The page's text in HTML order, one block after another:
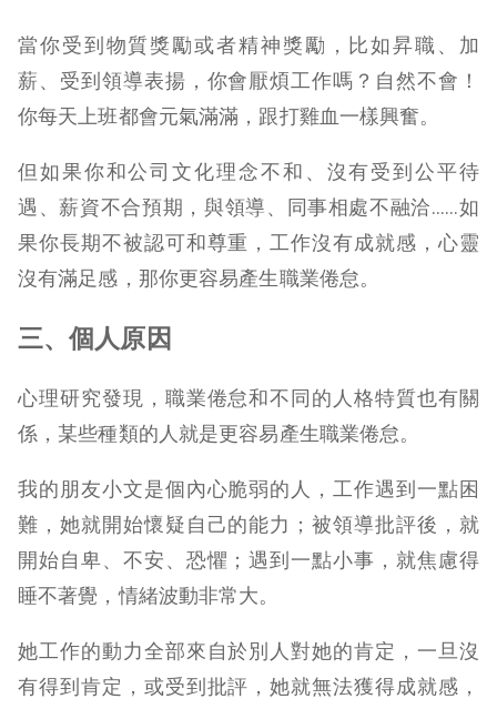
當你受到物質獎勵或者精神獎勵，比如昇職、加
薪、受到領導表揚，你會厭煩工作嗎？自然不會！
你每天上班都會元氣滿滿，跟打雞血一樣興奮。
但如果你和公司文化理念不和、沒有受到公平待
遇、薪資不合預期，與領導、同事相處不融洽……如
果你長期不被認可和尊重，工作沒有成就感，心靈
沒有滿足感，那你更容易產生職業倦怠。
三、個人原因
心理研究發現，職業倦怠和不同的人格特質也有關
係，某些種類的人就是更容易產生職業倦怠。
我的朋友小文是個內心脆弱的人，工作遇到一點困
難，她就開始懷疑自己的能力；被領導批評後，就
開始自卑、不安、恐懼；遇到一點小事，就焦慮得
睡不著覺，情緒波動非常大。
她工作的動力全部來自於別人對她的肯定，一旦沒
有得到肯定，或受到批評，她就無法獲得成就感，